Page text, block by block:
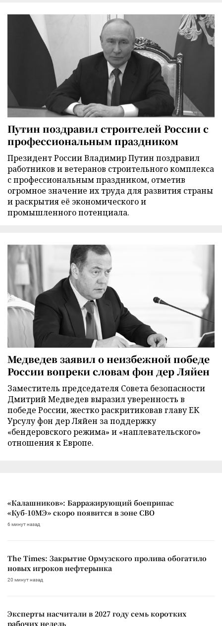
Путин поздравил строителей России с
профессиональным праздником
Президент России Владимир Путин поздравил
работников и ветеранов строительного комплекса
с профессиональным праздником, отметив
огромное значение их труда для развития страны
и раскрытия её экономического и
промышленного потенциала.
Медведев заявил о неизбежной победе
России вопреки словам фон дер Ляйен
Заместитель председателя Совета безопасности
Дмитрий Медведев выразил уверенность в
победе России, жестко раскритиковав главу ЕК
Урсулу фон дер Ляйен за поддержку
«бендеровского режима» и «наплевательского»
отношения к Европе.
«Калашников»: Барражирующий боеприпас
«Куб-10МЭ» скоро появится в зоне СВО
6 минут назад
The Times: Закрытие Ормузского пролива обогатило
новых игроков нефтерынка
20 минут назад
Эксперты насчитали в 2027 году семь коротких
рабочих недель